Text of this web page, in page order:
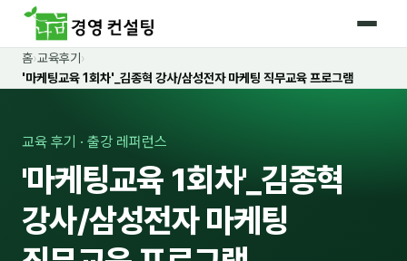
홈
🤖 AI · IT 교육
📈 마케팅 · 영업
홈›교육후기 ›
'마케팅교육 1회차'_김종혁 강사/삼성전자 마케팅 직무교육 프로그램
교육 후기 · 출강 레퍼런스
'마케팅교육 1회차'_김종혁
강사/삼성전자 마케팅